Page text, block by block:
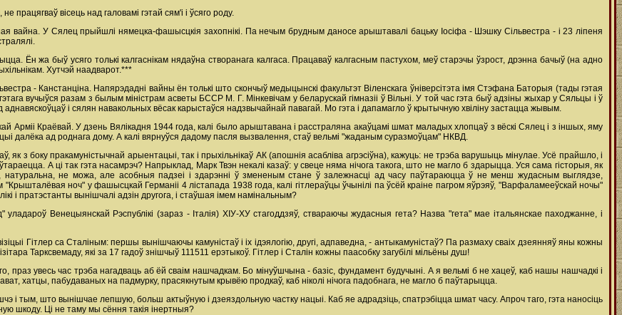
працягваў вісець над галовамі гэтай сям'і і ўсяго роду.
вайна. У Сялец прыйшлі нямецка-фашысцкія захопнікі. Па нечым брудным даносе арыштавалі бацьку Іосіфа - Шэшку Сільвестра - і 23 ліпеня
Ён жа быў усяго толькі калгаснікам нядаўна створанага калгаса. Працаваў калгасным пастухом, меў старэчы ўзрост, дрэнна бачыў (на адно
Хутчэй наадварот.***
- Канстанціна. Напярэдадні вайны ён толькі што скончыў медыцынскі факультэт Віленскага ўніверсітэта імя Стэфана Баторыя (тады гэтая
вучыўся разам з былым міністрам асветы БССР М. Г. Мінкевічам у беларускай гімназіі ў Вільні. У той час гэта быў адзіны жыхар у Сяльцы і ў
і сялян навакольных вёсак карыстаўся надзвычайнай павагай. Мо гэта і дапамагло ў крытычную хвіліну застацца жывым.
Арміі Краёвай. У дзень Вялікадня 1944 года, калі было арыштавана і расстраляна акаўцамі шмат маладых хлопцаў з вёскі Сялец і з іншых, яму
далёка ад роднага дому. А калі вярнуўся дадому пасля вызвалення, стаў вельмі "жаданым суразмоўцам" НКВД.
як з боку пракамуністычнай арыентацыі, так і прыхільнікаў АК (апошнія асабліва агрэсіўна), кажуць: не трэба варушыць мінулае. Усё прайшло, і
А ці так гэта насамрэч? Напрыклад, Марк Твэн некалі казаў: у свеце няма нічога такога, што не магло б здарыцца. Уся сама гісторыя, як
натуральна, не можа, але асобныя падзеі і здарэнні ў змененым стане ў залежнасці ад часу паўтараюцца ў не менш жудасным выглядзе,
ноч" у фашысцкай Германіі 4 лістапада 1938 года, калі гітлераўцы ўчынілі па ўсёй краіне пагром яўрэяў, "Варфаламееўскай ночы"
і пратэстанты вынішчалі адзін другога, і стаўшая імем намінальным?
уладароў Венецыянскай Рэспублікі (зараз - Італія) ХІУ-ХУ стагоддзяў, ствараючы жудасныя гета? Назва "гета" мае італьянскае паходжанне, і
Гітлер са Сталіным: першы вынішчаючы камуністаў і іх ідэялогію, другі, адпаведна, - антыкамуністаў? Па размаху сваіх дзеянняў яны кожны
Тарксвемаду, які за 17 гадоў знішчыў 111511 ерэтыкоў. Гітлер і Сталін кожны паасобку загубілі мільёны душ!
праз увесь час трэба нагадваць аб ёй сваім нашчадкам. Бо мінуўшчына - базіс, фундамент будучыні. А я вельмі б не хацеў, каб нашы нашчадкі і
хатцы, пабудаваных на падмурку, прасякнутым крывёю продкаў, каб ніколі нічога падобнага, не магло б паўтарыцца.
і тым, што вынішчае лепшую, больш актыўную і дзеяздольную частку нацыі. Каб яе адрадзіць, спатрэбіцца шмат часу. Апроч таго, гэта наносіць
шкоду. Ці не таму мы сёння такія інертныя?